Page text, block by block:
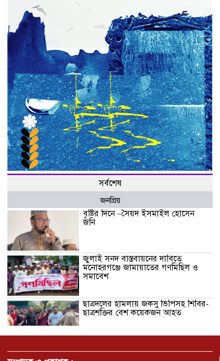
সর্বশেষ
জনপ্রিয়
বৃষ্টির দিনে –সৈয়দ ইসমাইল হোসেন
জনি
জুলাই সনদ বাস্তবায়নের দাবিতে
মনোহরগঞ্জে জামায়াতের গণমিছিল ও
সমাবেশ
ছাত্রদলের হামলায় জকসু ভিপিসহ শিবির-
ছাত্রশক্তির বেশ কয়েকজন আহত
মির্জাপুর পূর্ব ৮নং ওয়ার্ড বিএনপির